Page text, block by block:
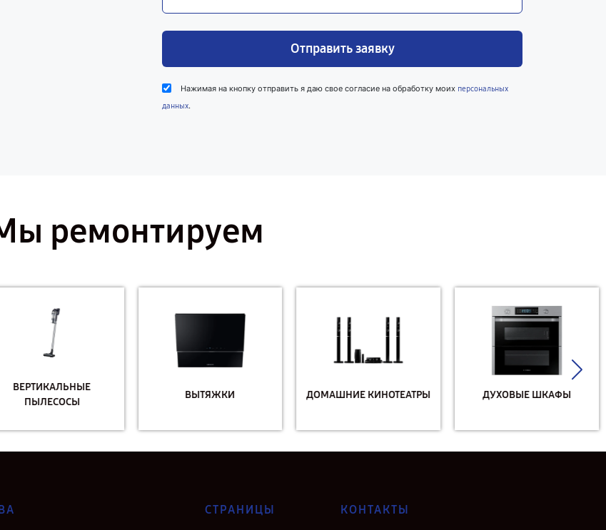
Отправить заявку
Нажимая на кнопку отправить я даю свое согласие на обработку моих персональных
данных.
ремонтируем
ВЕРТИКАЛЬНЫЕ
ПЫЛЕСОСЫ
ВЫТЯЖКИ ДОМАШНИЕ КИНОТЕАТРЫ ДУХОВЫЕ ШКАФЫ
СТРАНИЦЫ КОНТАКТЫ